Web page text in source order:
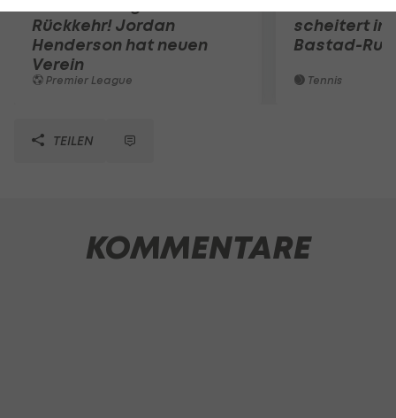
Rückkehr! Jordan
Henderson hat neuen
Verein
Premier League
scheitert in
Bastad-
Tennis
TEILEN
KOMMENTARE